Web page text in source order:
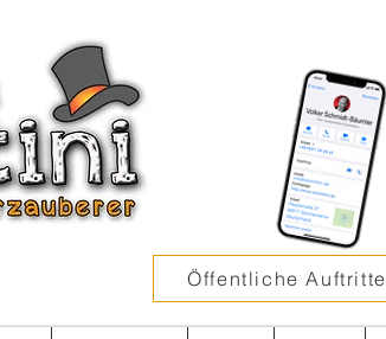
Öffentliche Auftritte